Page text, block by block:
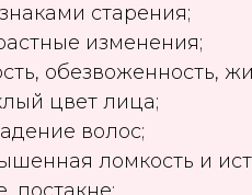
старения;
изменения;
обезвоженность,
цвет лица;
волос;
ломкость и